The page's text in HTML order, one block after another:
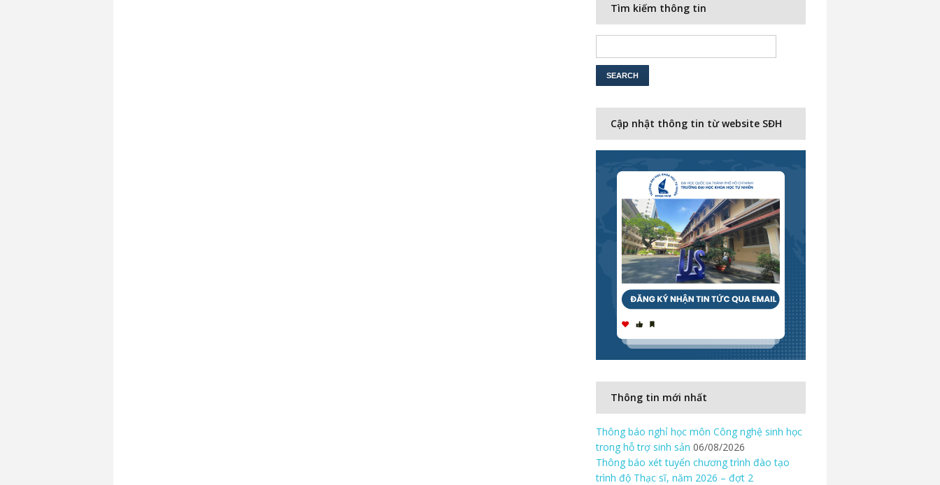
Tìm kiếm thông tin
Cập nhật thông tin từ website SĐH
Thông tin mới nhất
Thông báo nghỉ học môn Công nghệ sinh học
trong hỗ trợ sinh sản 06/08/2026
Thông báo xét tuyển chương trình đào tạo
trình độ Thạc sĩ, năm 2026 – đợt 2